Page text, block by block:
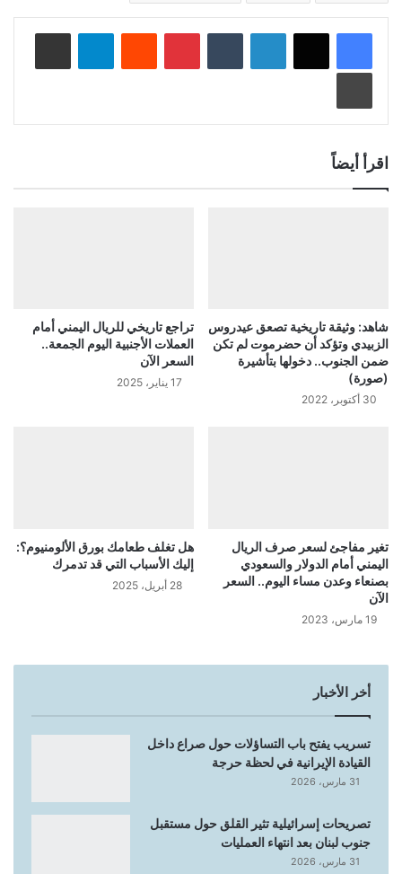
لينكدإن بينتيريست
اقرأ أيضاً
شاهد: وثيقة تاريخية تصعق عيدروس
الزبيدي وتؤكد أن حضرموت لم تكن
ضمن الجنوب.. دخولها بتأشيرة
(صورة)
30 أكتوبر، 2022
تراجع تاريخي للريال اليمني أمام
العملات الأجنبية اليوم الجمعة..
السعر الآن
17 يناير، 2025
تغير مفاجئ لسعر صرف الريال
اليمني أمام الدولار والسعودي
بصنعاء وعدن مساء اليوم.. السعر
الآن
19 مارس، 2023
هل تغلف طعامك بورق الألومنيوم؟:
إليك الأسباب التي قد تدمرك
28 أبريل، 2025
أخر الأخبار
تسريب يفتح باب التساؤلات حول صراع داخل
القيادة الإيرانية في لحظة حرجة
31 مارس، 2026
تصريحات إسرائيلية تثير القلق حول مستقبل
جنوب لبنان بعد انتهاء العمليات
31 مارس، 2026